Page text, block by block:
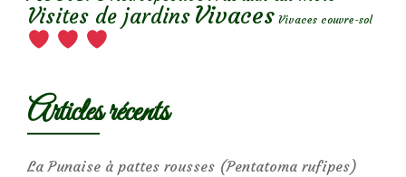
Visites de jardins Vivaces Vivaces couvre-sol
Articles récents
La Punaise à pattes rousses (Pentatoma rufipes)